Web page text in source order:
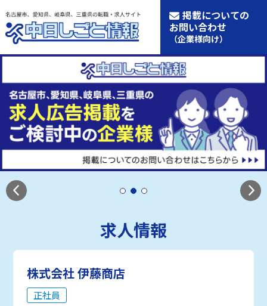
掲載についての
お問い合わせ
（企業様向け）
求人情報
株式会社 伊藤商店
正社員